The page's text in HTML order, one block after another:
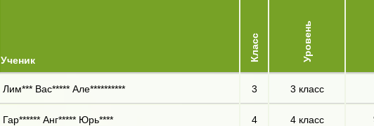
Ученик Класс Уровень
Лим*** Вас***** Але********** 3 3 класс
Гар****** Анг***** Юрь**** 4 4 класс